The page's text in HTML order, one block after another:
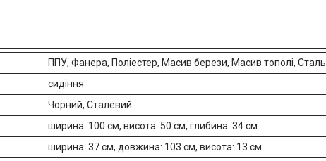
ППУ, Фанера, Поліестер, Масив берези, Масив тополі, Сталь
сидіння
Чорний, Сталевий
ширина: 100 см, висота: 50 см, глибина: 34 см
ширина: 37 см, довжина: 103 см, висота: 13 см